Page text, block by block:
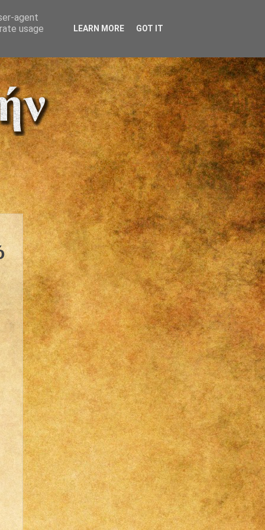
agent
usage
LEARN MORE GOT IT